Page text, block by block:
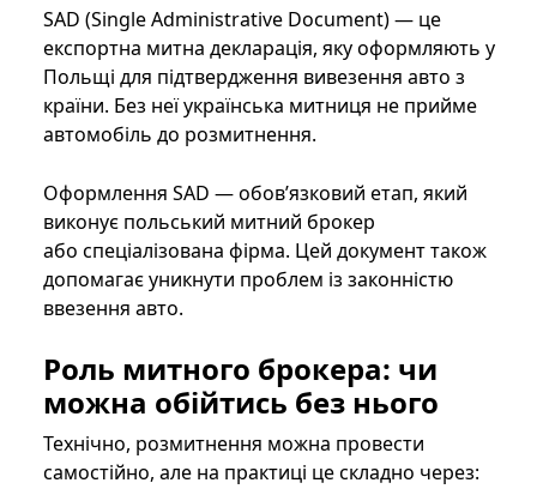
SAD (Single Administrative Document) — це
експортна митна декларація, яку оформляють у
Польщі для підтвердження вивезення авто з
країни. Без неї українська митниця не прийме
автомобіль до розмитнення.
Оформлення SAD — обов’язковий етап, який
виконує польський митний брокер
або спеціалізована фірма. Цей документ також
допомагає уникнути проблем із законністю
ввезення авто.
Роль митного брокера: чи
можна обійтись без нього
Технічно, розмитнення можна провести
самостійно, але на практиці це складно через: